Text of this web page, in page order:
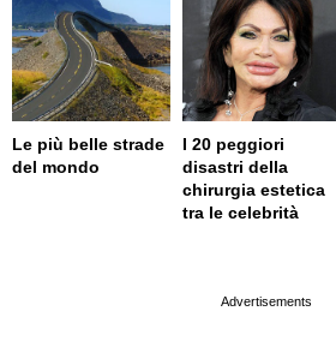
Le più belle strade
del mondo
I 20 peggiori
disastri della
chirurgia estetica
tra le celebrità